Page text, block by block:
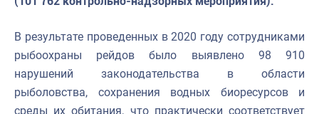
Укрепление духовно-нравственных ценностей
В результате проведенных в 2020 году сотрудниками
рыбоохраны рейдов было выявлено 98 910
нарушений законодательства в области
рыболовства, сохранения водных биоресурсов и
среды их обитания, что практически соответствует